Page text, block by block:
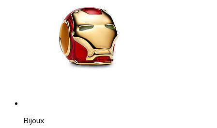
Bijoux